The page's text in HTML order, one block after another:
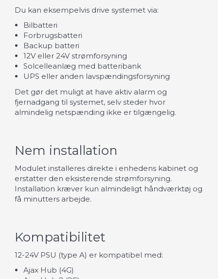
Du kan eksempelvis drive systemet via:
Bilbatteri
Forbrugsbatteri
Backup batteri
12V eller 24V strømforsyning
Solcelleanlæg med batteribank
UPS eller anden lavspændingsforsyning
Det gør det muligt at have aktiv alarm og
fjernadgang til systemet, selv steder hvor
almindelig netspænding ikke er tilgængelig.
Nem installation
Modulet installeres direkte i enhedens kabinet og
erstatter den eksisterende strømforsyning.
Installation kræver kun almindeligt håndværktøj og
få minutters arbejde.
Kompatibilitet
12-24V PSU (type A) er kompatibel med:
Ajax Hub (4G)